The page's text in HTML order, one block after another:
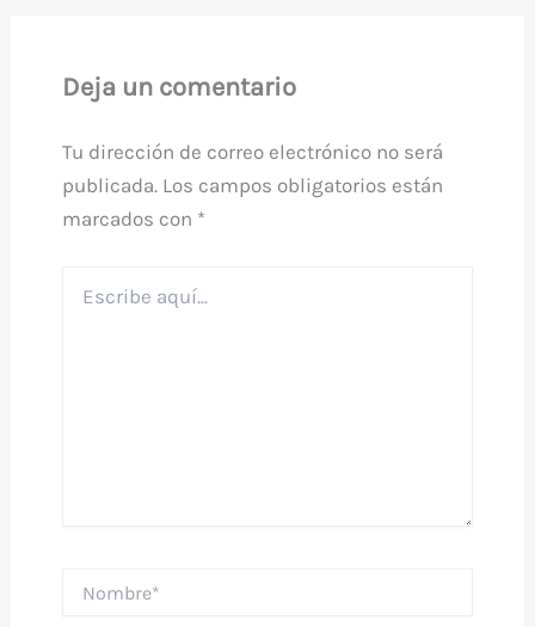
Deja un comentario
Tu dirección de correo electrónico no será
publicada. Los campos obligatorios están
marcados con *
aquí...